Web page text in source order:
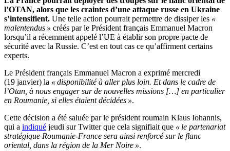
l’OTAN, alors que les craintes d’une attaque russe en Ukraine
s’intensifient. Une telle action pourrait permettre de dissiper les «
malentendus » créés par le Président français Emmanuel Macron
lorsqu’il a récemment appelé l’UE à établir son propre pacte de
sécurité avec la Russie. C’est en tout cas ce qu’affirment certains
experts.
Le Président français Emmanuel Macron a exprimé mercredi
(19 janvier) la « disponibilité à aller plus loin. Et dans le cadre de
l’Otan, à nous engager sur de nouvelles missions […] en particulier
en Roumanie, si elles étaient décidées ».
Cette décision a été saluée par le président roumain Klaus Iohannis,
qui a indiqué jeudi sur Twitter que cela signifiait que « le partenariat
stratégique Roumanie-France sera ainsi renforcé sur le flanc
oriental, dans la région de la Mer Noire ».